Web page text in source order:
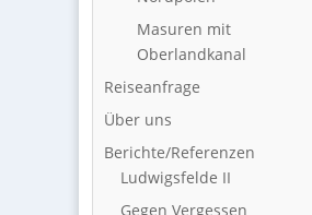
Masuren mit
Oberlandkanal
Reiseanfrage
Über uns
Berichte/Referenzen
Ludwigsfelde II
Gegen Vergessen